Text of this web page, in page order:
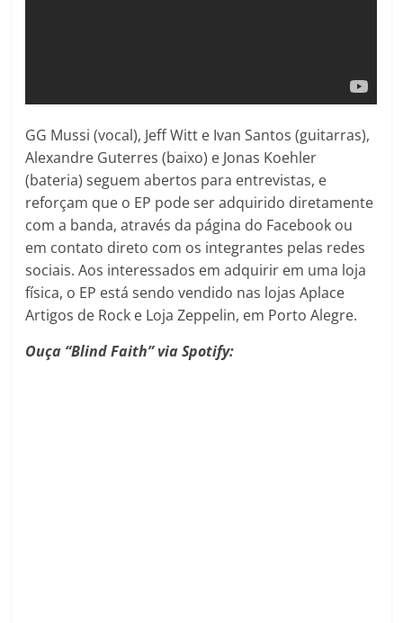
GG Mussi (vocal), Jeff Witt e Ivan Santos (guitarras),
Alexandre Guterres (baixo) e Jonas Koehler
(bateria) seguem abertos para entrevistas, e
reforçam que o EP pode ser adquirido diretamente
com a banda, através da página do Facebook ou
em contato direto com os integrantes pelas redes
sociais. Aos interessados em adquirir em uma loja
física, o EP está sendo vendido nas lojas Aplace
Artigos de Rock e Loja Zeppelin, em Porto Alegre.
Ouça “Blind Faith” via Spotify: